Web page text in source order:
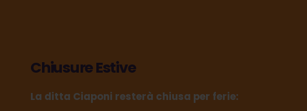
Chiusure Estive
La ditta Ciaponi resterà chiusa per ferie: